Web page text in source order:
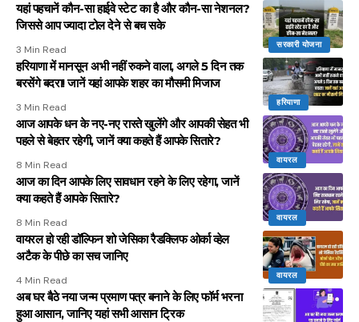
सरकारी योजना
यहां पहचानें कौन-सा हाईवे स्टेट का है और कौन-सा नेशनल?
जिससे आप ज्यादा टोल देने से बच सके
3 Min Read
हरियाणा
हरियाणा में मानसून अभी नहीं रुकने वाला, अगले 5 दिन तक
बरसेंगे बदरा! जानें यहां आपके शहर का मौसमी मिजाज
3 Min Read
वायरल
आज आपके धन के नए-नए रास्ते खुलेंगे और आपकी सेहत भी
पहले से बेहतर रहेगी, जानें क्या कहते हैं आपके सितारे?
8 Min Read
वायरल
आज का दिन आपके लिए सावधान रहने के लिए रहेगा, जानें
क्या कहते हैं आपके सितारे?
8 Min Read
वायरल
वायरल हो रही डॉल्फिन शो जेसिका रैडक्लिफ ओर्का व्हेल
अटैक के पीछे का सच जानिए
4 Min Read
अब घर बैठे नया जन्म प्रमाण पत्र बनाने के लिए फॉर्म भरना
हुआ आसान, जानिए यहां सभी आसान ट्रिक